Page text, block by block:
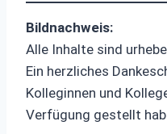
Bildnachweis:
Alle Inhalte sind
Ein herzliches
Kolleginnen und
Verfügung gestellt